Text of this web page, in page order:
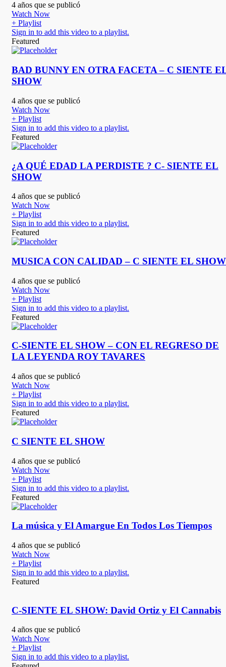
4 años que se publicó
Watch Now
+ Playlist
Sign in to add this video to a playlist.
Featured
BAD BUNNY EN OTRA FACETA – C SIENTE
SHOW
4 años que se publicó
Watch Now
+ Playlist
Sign in to add this video to a playlist.
Featured
¿A QUÉ EDAD LA PERDISTE ? C- SIENTE EL
SHOW
4 años que se publicó
Watch Now
+ Playlist
Sign in to add this video to a playlist.
Featured
MUSICA CON CALIDAD – C SIENTE EL SHOW
4 años que se publicó
Watch Now
+ Playlist
Sign in to add this video to a playlist.
Featured
C-SIENTE EL SHOW – CON EL REGRESO DE
LA LEYENDA ROY TAVARES
4 años que se publicó
Watch Now
+ Playlist
Sign in to add this video to a playlist.
Featured
C SIENTE EL SHOW
4 años que se publicó
Watch Now
+ Playlist
Sign in to add this video to a playlist.
Featured
La música y El Amargue En Todos Los Tiempos
4 años que se publicó
Watch Now
+ Playlist
Sign in to add this video to a playlist.
Featured
C-SIENTE EL SHOW: David Ortiz y El Cannabis
4 años que se publicó
Watch Now
+ Playlist
Sign in to add this video to a playlist.